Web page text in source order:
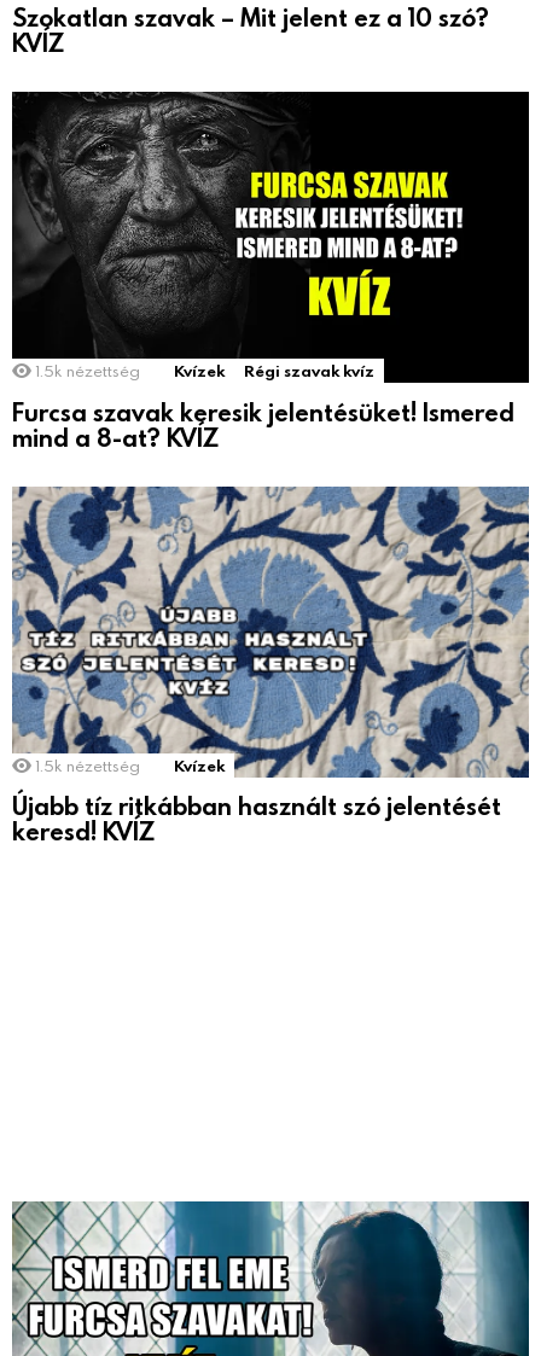
Szokatlan szavak – Mit jelent ez a 10 szó?
KVÍZ
1.5k nézettség Kvízek Régi szavak kvíz
Furcsa szavak keresik jelentésüket! Ismered
mind a 8-at? KVÍZ
1.5k nézettség Kvízek
Újabb tíz ritkábban használt szó jelentését
keresd! KVÍZ